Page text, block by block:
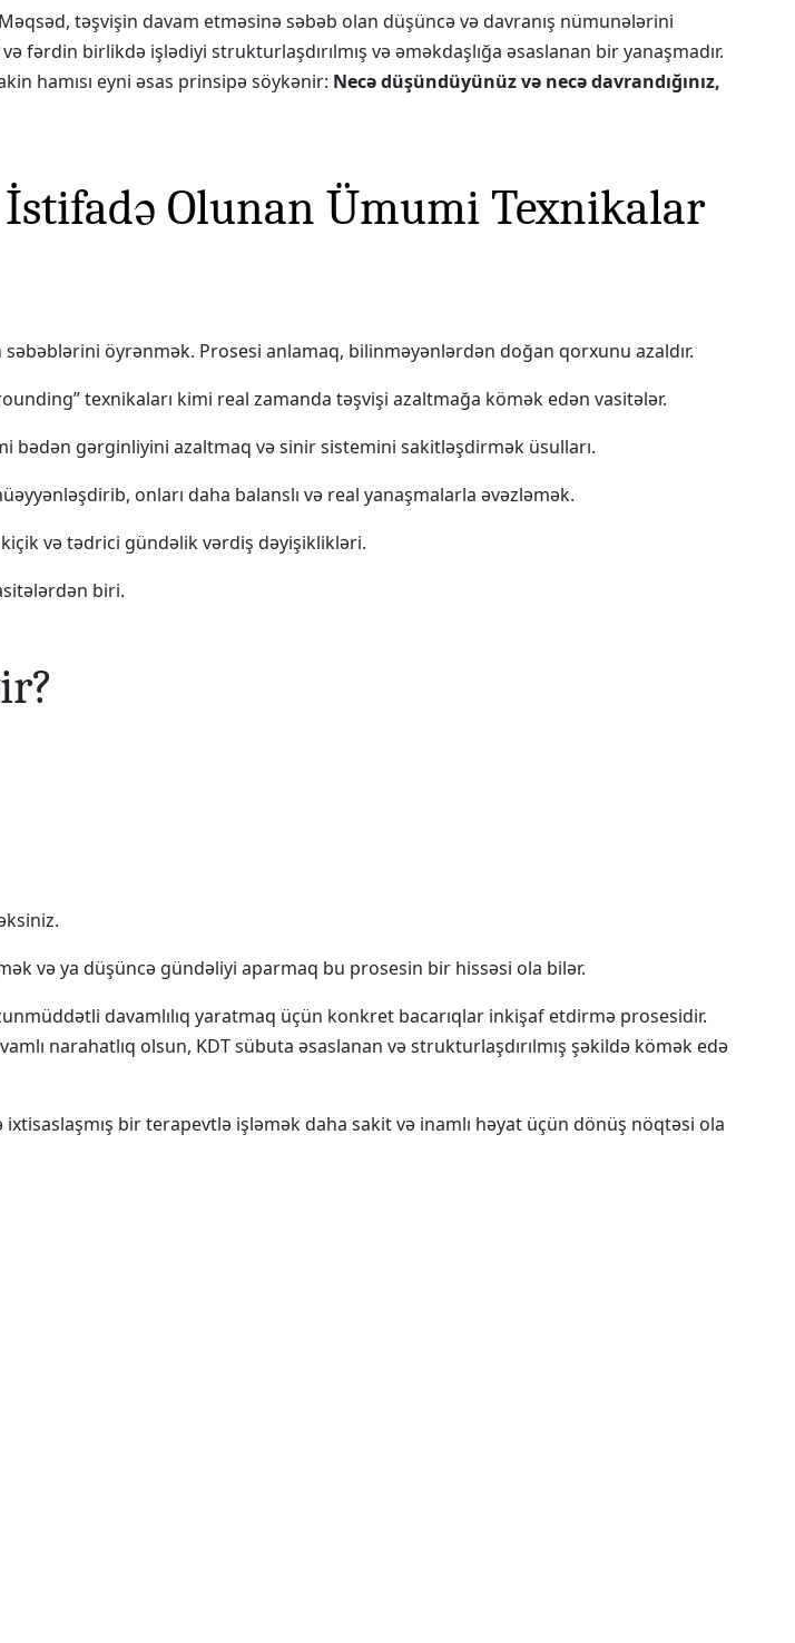
təşvişin davam etməsinə səbəb olan düşüncə və davranış nümunələrini
fərdin birlikdə işlədiyi strukturlaşdırılmış və əməkdaşlığa əsaslanan bir yanaşmadır.
hamısı eyni əsas prinsipə söykənir: Necə düşündüyünüz və necə davrandığınız,
Olunan Ümumi Texnikalar
öyrənmək. Prosesi anlamaq, bilinməyənlərdən doğan qorxunu azaldır.
texnikaları kimi real zamanda təşvişi azaltmağa kömək edən vasitələr.
bədən gərginliyini azaltmaq və sinir sistemini sakitləşdirmək üsulları.
onları daha balanslı və real yanaşmalarla əvəzləmək.
və tədrici gündəlik vərdiş dəyişiklikləri.
biri.
və ya düşüncə gündəliyi aparmaq bu prosesin bir hissəsi ola bilər.
davamlılıq yaratmaq üçün konkret bacarıqlar inkişaf etdirmə prosesidir.
narahatlıq olsun, KDT sübuta əsaslanan və strukturlaşdırılmış şəkildə kömək edə
bir terapevtlə işləmək daha sakit və inamlı həyat üçün dönüş nöqtəsi ola